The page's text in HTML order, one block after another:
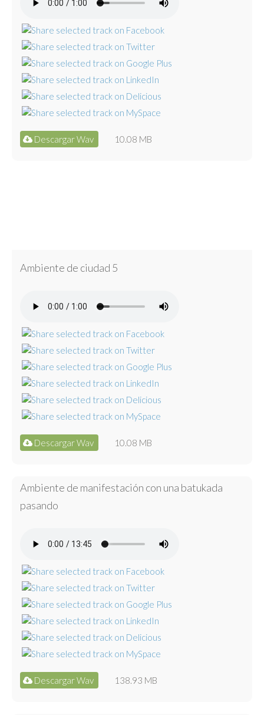
Descargar Wav 10.08 MB
Ambiente de ciudad 5
Descargar Wav 10.08 MB
Ambiente de manifestación con una batukada
pasando
Descargar Wav 138.93 MB